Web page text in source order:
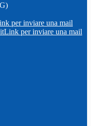
per inviare una mail
Link per inviare una mail